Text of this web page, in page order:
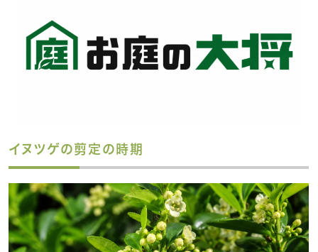
イヌツゲの剪定の時期